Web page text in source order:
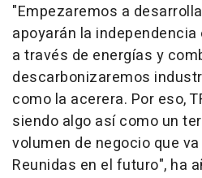
"Empezaremos a
apoyarán la
a través de energías y
descarbonizaremos
como la acerera. Por eso,
siendo algo así como un
volumen de negocio que
Reunidas en el futuro", ha